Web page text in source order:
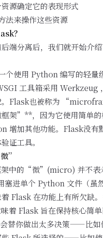
源确定它的表现形式
法来操作这些资源
？
端分离后，我们就开始介
个使用 Python 编写的轻量
工具箱采用 Werkzeug
。Flask也被称为
架”**，因为它使用简单的
增加其他功能。Flask没有
证工具。
”
中的“微”(micro) 并不表
塞进单个 Python 文件（虽
Flask 在功能上有所欠缺
着 Flask 旨在保持核心简单
替你做出太多决策——比如